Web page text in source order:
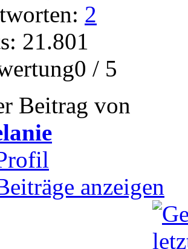
2
21.801
/ 5
Beitrag von
anzeigen